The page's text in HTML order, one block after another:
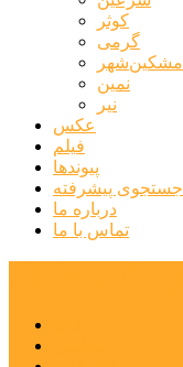
کوثر
گرمی
مشکین‌شهر
نمین
نیر
عکس
فیلم
پیوندها
جستجوی پیشرفته
درباره ما
تماس با ما